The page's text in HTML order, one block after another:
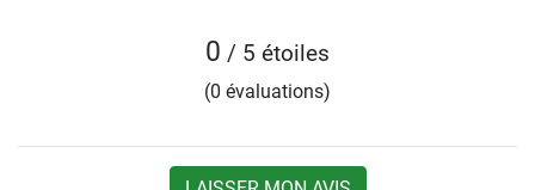
0 / 5 étoiles
(0 évaluations)